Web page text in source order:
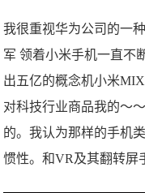
我很重视华为公司的一
军 领着小米手机一直不
出五亿的概念机小米
对科技行业商品我的～
的。我认为那样的手机
惯性。和VR及其翻转屏